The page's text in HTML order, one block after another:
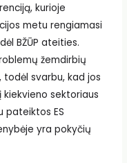
kurioje
metu rengiamasi
BŽŪP ateities.
žemdirbių
svarbu, kad jos
sektoriaus
ES
yra pokyčių